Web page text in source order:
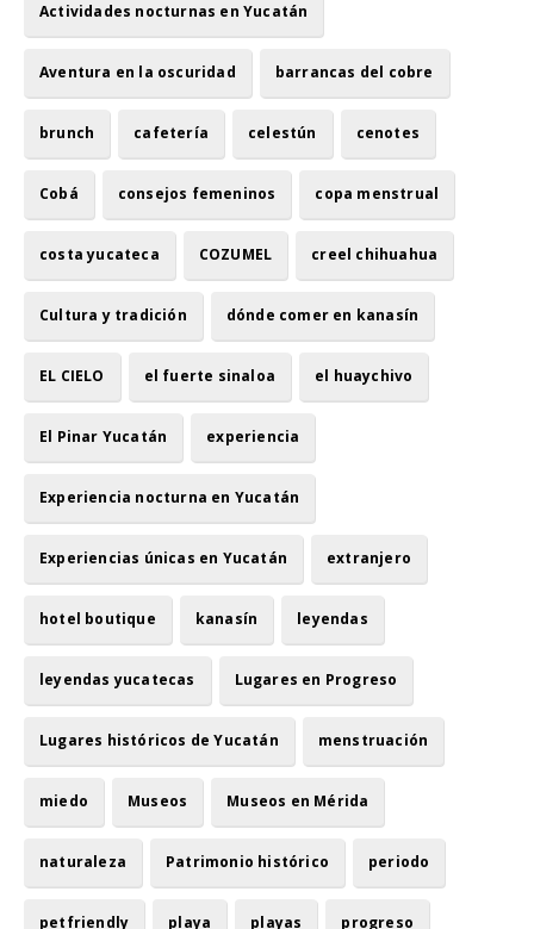
Actividades nocturnas en Yucatán
Aventura en la oscuridad barrancas del cobre
brunch cafetería celestún cenotes
Cobá consejos femeninos copa menstrual
costa yucateca COZUMEL creel chihuahua
Cultura y tradición dónde comer en kanasín
EL CIELO el fuerte sinaloa el huaychivo
El Pinar Yucatán experiencia
Experiencia nocturna en Yucatán
Experiencias únicas en Yucatán extranjero
hotel boutique kanasín leyendas
leyendas yucatecas Lugares en Progreso
Lugares históricos de Yucatán menstruación
miedo Museos Museos en Mérida
naturaleza Patrimonio histórico periodo
petfriendly playa playas progreso